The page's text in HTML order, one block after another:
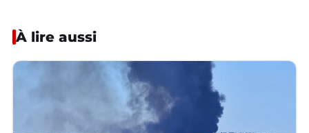
À lire aussi